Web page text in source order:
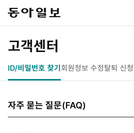
고객센터
ID/비밀번호 찾기회원정보 수정탈퇴 신청
자주 묻는 질문(FAQ)